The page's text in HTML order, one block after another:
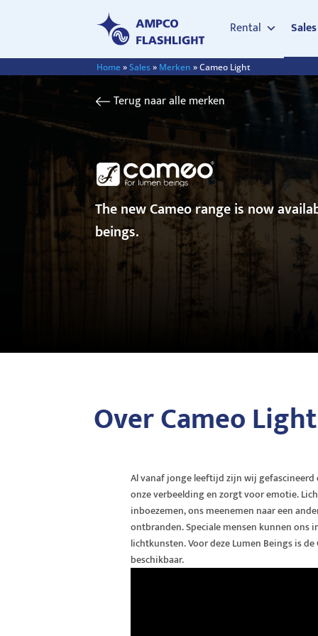
Rental Sales
Home»Sales» Merken »Cameo Light
Terug naar alle merken
The new Cameo range is now
beings.
Over Cameo Light
Al vanaf jonge leeftijd zijn wij
onze verbeelding en zorgt voor emotie.
inboezemen, ons meenemen naar een
ontbranden. Speciale mensen kunnen ons
lichtkunsten. Voor deze Lumen Beings is de
beschikbaar.